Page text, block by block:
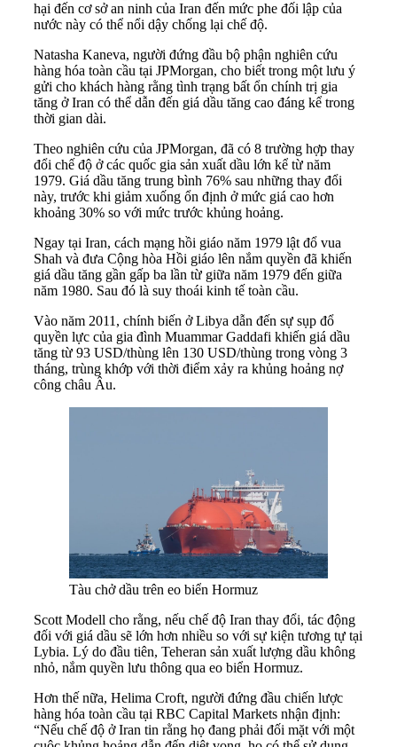
hại đến cơ sở an ninh của Iran đến mức phe đối lập của
nước này có thể nổi dậy chống lại chế độ.
Natasha Kaneva, người đứng đầu bộ phận nghiên cứu
hàng hóa toàn cầu tại JPMorgan, cho biết trong một lưu ý
gửi cho khách hàng rằng tình trạng bất ổn chính trị gia
tăng ở Iran có thể dẫn đến giá dầu tăng cao đáng kể trong
thời gian dài.
Theo nghiên cứu của JPMorgan, đã có 8 trường hợp thay
đổi chế độ ở các quốc gia sản xuất dầu lớn kể từ năm
1979. Giá dầu tăng trung bình 76% sau những thay đổi
này, trước khi giảm xuống ổn định ở mức giá cao hơn
khoảng 30% so với mức trước khủng hoảng.
Ngay tại Iran, cách mạng hồi giáo năm 1979 lật đổ vua
Shah và đưa Cộng hòa Hồi giáo lên nắm quyền đã khiến
giá dầu tăng gần gấp ba lần từ giữa năm 1979 đến giữa
năm 1980. Sau đó là suy thoái kinh tế toàn cầu.
Vào năm 2011, chính biến ở Libya dẫn đến sự sụp đổ
quyền lực của gia đình Muammar Gaddafi khiến giá dầu
tăng từ 93 USD/thùng lên 130 USD/thùng trong vòng 3
tháng, trùng khớp với thời điểm xảy ra khủng hoảng nợ
công châu Âu.
Tàu chở dầu trên eo biển Hormuz
Scott Modell cho rằng, nếu chế độ Iran thay đổi, tác động
đối với giá dầu sẽ lớn hơn nhiều so với sự kiện tương tự tại
Lybia. Lý do đầu tiên, Teheran sản xuất lượng dầu không
nhỏ, nắm quyền lưu thông qua eo biển Hormuz.
Hơn thế nữa, Helima Croft, người đứng đầu chiến lược
hàng hóa toàn cầu tại RBC Capital Markets nhận định:
“Nếu chế độ ở Iran tin rằng họ đang phải đối mặt với một